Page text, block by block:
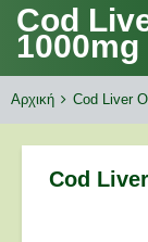
Cod
1000mg
You
are
Αρχική Cod Liver
Cod